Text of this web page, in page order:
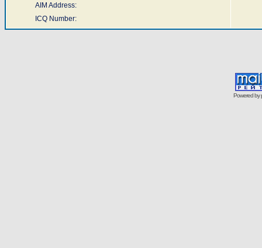
AIM Address:
ICQ Number:
Powered by